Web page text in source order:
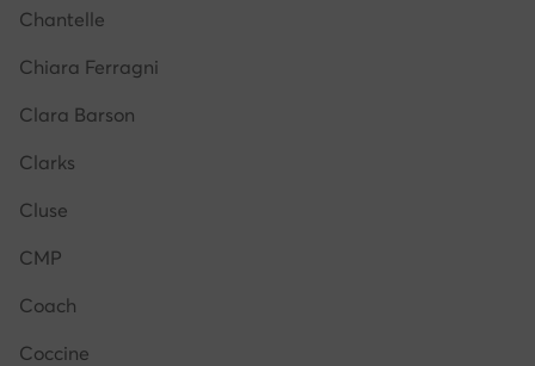
Chantelle
Chiara Ferragni
Clara Barson
Clarks
Cluse
CMP
Coach
Coccine